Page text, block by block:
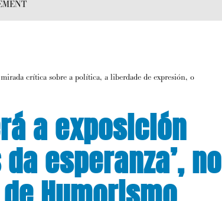
crítica sobre a política, a liberdade de expresión, o
a exposición
esperanza’, no
Humorismo